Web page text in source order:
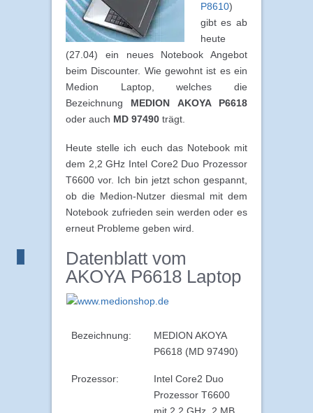
P8610)
gibt es ab
heute
(27.04) ein neues Notebook Angebot
beim Discounter. Wie gewohnt ist es ein
Medion Laptop, welches die
Bezeichnung MEDION AKOYA P6618
oder auch MD 97490 trägt.
Heute stelle ich euch das Notebook mit
dem 2,2 GHz Intel Core2 Duo Prozessor
T6600 vor. Ich bin jetzt schon gespannt,
ob die Medion-Nutzer diesmal mit dem
Notebook zufrieden sein werden oder es
erneut Probleme geben wird.
Datenblatt vom
AKOYA P6618 Laptop
Bezeichnung:
MEDION AKOYA
P6618 (MD 97490)
Prozessor:
Intel Core2 Duo
Prozessor T6600
mit 2.2 GHz, 2 MB